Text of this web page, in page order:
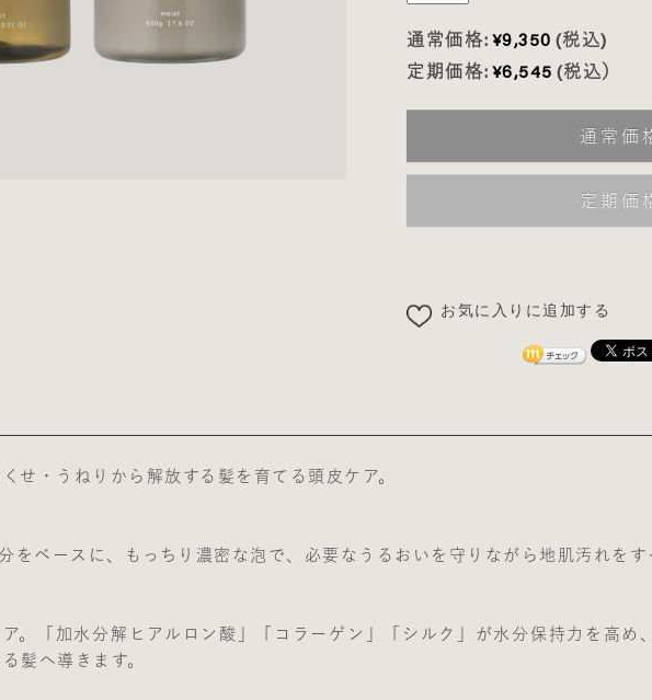
通常価格: ¥9,350 (税込)
定期価格: ¥6,545 (税込）
通常価
定期価
お気に入りに追加する
せ・うねりから解放する髪を育てる頭皮ケア。
をベースに、もっちり濃密な泡で、必要なうるおいを守りながら地肌汚れを
。「加水分解ヒアルロン酸」「コラーゲン」「シルク」が水分保持力を高
髪へ導きます。